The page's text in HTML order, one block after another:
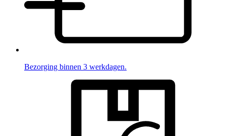
Bezorging binnen 3 werkdagen.